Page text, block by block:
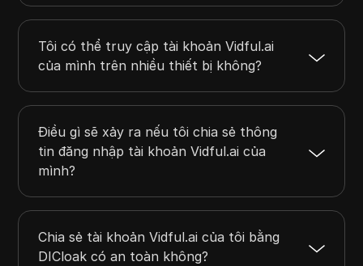
Tôi có thể truy cập tài khoản Vidful.ai
của mình trên nhiều thiết bị không?
Điều gì sẽ xảy ra nếu tôi chia sẻ thông
tin đăng nhập tài khoản Vidful.ai của
mình?
Chia sẻ tài khoản Vidful.ai của tôi bằng
DICloak có an toàn không?